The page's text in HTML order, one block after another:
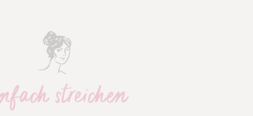
streichen